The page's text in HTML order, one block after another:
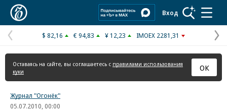
Вход
Предыдущая
страница
$ 82,16 € 94,83 ¥ 12,23 IMOEX 2281,31
Оставаясь на сайте, вы соглашаетесь с правилами использования
куки
ОК
Журнал "Огонёк"
05.07.2010, 00:00